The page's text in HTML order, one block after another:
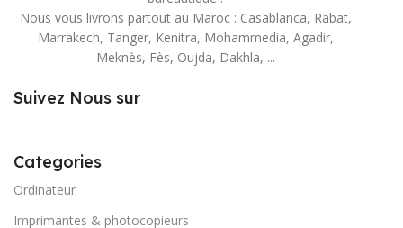
Nous vous livrons partout au Maroc : Casablanca, Rabat,
Marrakech, Tanger, Kenitra, Mohammedia, Agadir,
Meknès, Fès, Oujda, Dakhla, ...
Suivez Nous sur
Categories
Ordinateur
Imprimantes & photocopieurs